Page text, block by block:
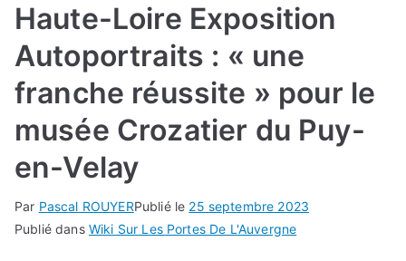
Haute-Loire Exposition
Autoportraits : « une
franche réussite » pour le
musée Crozatier du Puy-
en-Velay
Par Pascal ROUYERPublié le 25 septembre 2023
Publié dans Wiki Sur Les Portes De L'Auvergne